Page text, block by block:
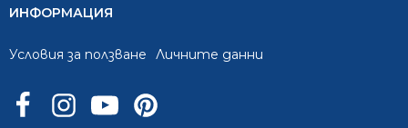
ИНФОРМАЦИЯ
Условия за ползване Личните данни